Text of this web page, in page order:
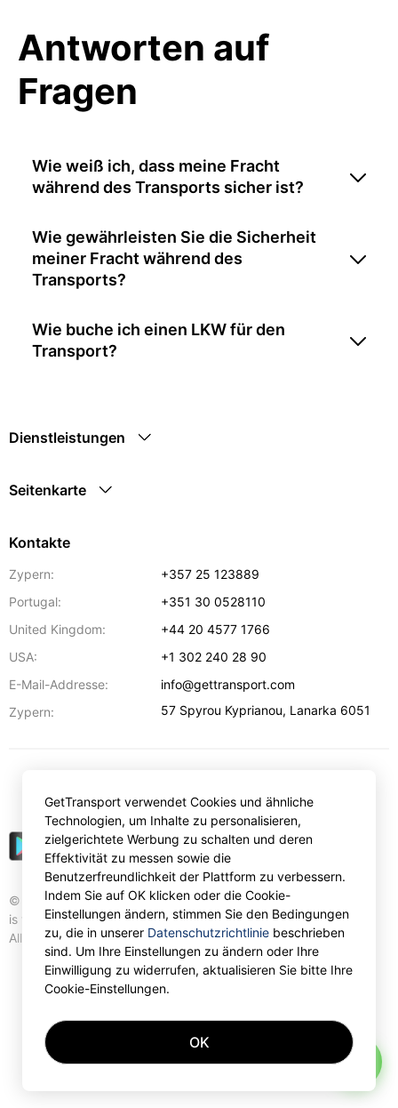
Antworten auf
Fragen
Wie weiß ich, dass meine Fracht
während des Transports sicher ist?
Wie gewährleisten Sie die Sicherheit
meiner Fracht während des
Transports?
Wie buche ich einen LKW für den
Transport?
Dienstleistungen
Seitenkarte
Kontakte
Zypern:
+357 25 123889
Portugal:
+351 30 0528110
United Kingdom:
+44 20 4577 1766
USA:
+1 302 240 28 90
E-Mail-Addresse:
info@gettransport.com
Zypern:
57 Spyrou Kyprianou, Lanarka 6051
© Gettransport International Limited. GetTransport®
is trademark of Gettransport International Limited.
All rights reserved.
GetTransport verwendet Cookies und ähnliche
Technologien, um Inhalte zu personalisieren,
zielgerichtete Werbung zu schalten und deren
Effektivität zu messen sowie die
Benutzerfreundlichkeit der Plattform zu verbessern.
Indem Sie auf OK klicken oder die Cookie-
Einstellungen ändern, stimmen Sie den Bedingungen
zu, die in unserer Datenschutzrichtlinie beschrieben
sind. Um Ihre Einstellungen zu ändern oder Ihre
Einwilligung zu widerrufen, aktualisieren Sie bitte Ihre
Cookie-Einstellungen.
OK
AI